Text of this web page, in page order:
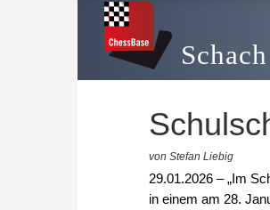
von Stefan Liebig
29.01.2026 – „Im
in einem am 28.